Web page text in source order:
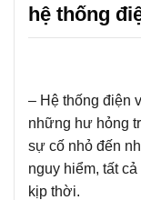
hệ thống
– Hệ thống điện
những hư hỏng
sự cố nhỏ đến
nguy hiểm, tất
kịp thời.